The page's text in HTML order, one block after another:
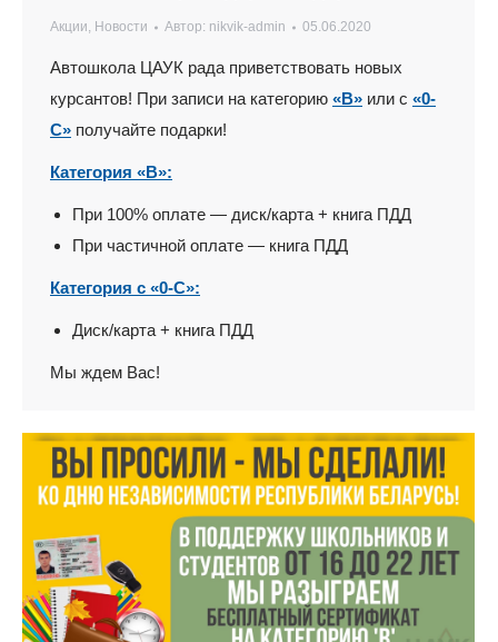
Акции, Новости Автор: nikvik-admin 05.06.2020
Автошкола ЦАУК рада приветствовать новых
курсантов! При записи на категорию «В» или с «0-
С» получайте подарки!
Категория «В»:
При 100% оплате — диск/карта + книга ПДД
При частичной оплате — книга ПДД
Категория с «0-С»:
Диск/карта + книга ПДД
Мы ждем Вас!